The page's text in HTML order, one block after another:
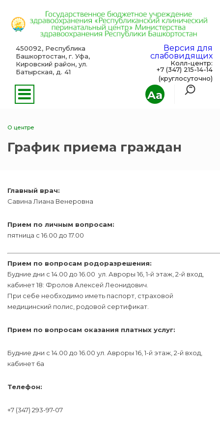
Aa
450092, Республика
Башкортостан, г. Уфа,
Кировский район, ул.
Батырская, д. 41
Версия для
слабовидящих
Колл-центр:
+7 (347) 215-14-14
(круглосуточно)
О центре
График приема граждан
Главный врач:
Савина Лиана Венеровна
Прием по личным вопросам:
пятница с 16.00 до 17.00
Прием по вопросам родоразрешения:
Будние дни с 14.00 до 16.00 ул. Авроры 16, 1-й этаж, 2-й вход,
кабинет 18: Фролов Алексей Леонидович.
При себе необходимо иметь паспорт, страховой
медицинский полис, родовой сертификат.
Прием по вопросам оказания платных услуг:
Будние дни с 14.00 до 16.00 ул. Авроры 16, 1-й этаж, 2-й вход,
кабинет 6а
Телефон:
+7 (347) 293-97-07